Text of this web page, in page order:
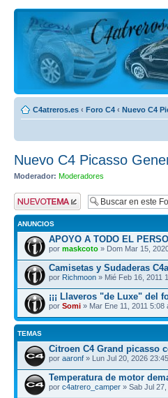
C4atreros.es ‹ Foro C4 ‹ Nuevo C4
Nuevo C4 Picasso
Moderador: Moderadores
Publicar un nuevo
tema
ANUNCIOS
APOYO A TODO EL
por maskcoto » Dom Mar 15,
Camisetas y Sudaderas
por Richmoon » Mié Feb 16, 2011
¡¡¡ Llaveros "de Luxe" del
por Somi » Mar Ene 11, 2011 5:08
TEMAS
Citroen C4 Grand picasso
por aaronf » Lun Jul 20, 2026
Temperatura de motor
por c4atrero_camper » Sab Jul